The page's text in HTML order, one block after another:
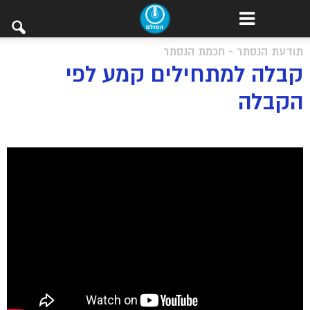
תודעת הנסתר - חכמת הנסתר
קבלה למתחילים קמע לפי
הקבלה